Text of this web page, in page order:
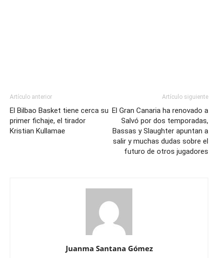
Artículo anterior
El Bilbao Basket tiene cerca su
primer fichaje, el tirador
Kristian Kullamae
Artículo siguiente
El Gran Canaria ha renovado a
Salvó por dos temporadas,
Bassas y Slaughter apuntan a
salir y muchas dudas sobre el
futuro de otros jugadores
Juanma Santana Gómez